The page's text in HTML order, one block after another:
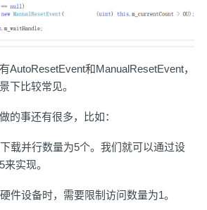
AutoResetEvent和ManualResetEvent，
下比较常见。
的事还有很多，比如：
载并行数量为5个。我们就可以通过设
实现。
件设备时，需要限制访问数量为1。